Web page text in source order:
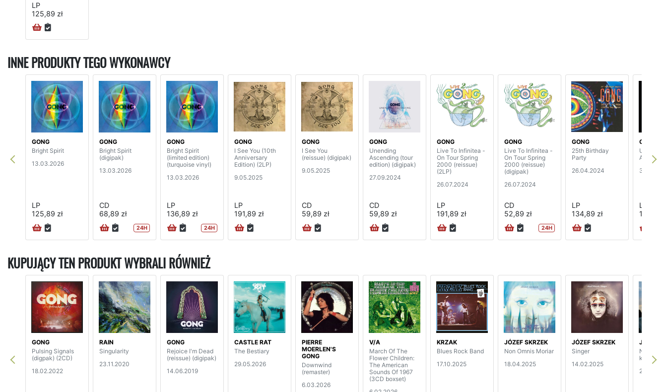
LP
125,89 zł
INNE PRODUKTY TEGO WYKONAWCY
GONG
Bright Spirit
13.03.2026
LP
125,89 zł
GONG
Bright Spirit
(digipak)
13.03.2026
CD
68,89 zł
24H
GONG
Bright Spirit
(limited edition)
(turquoise vinyl)
13.03.2026
LP
136,89 zł
24H
GONG
I See You (10th
Anniversary
Edition) (2LP)
9.05.2025
LP
191,89 zł
GONG
I See You
(reissue) (digipak)
9.05.2025
CD
59,89 zł
GONG
Unending
Ascending (tour
edition) (digipak)
27.09.2024
CD
59,89 zł
GONG
Live To Infinitea -
On Tour Spring
2000 (reissue)
(2LP)
26.07.2024
LP
191,89 zł
GONG
Live To Infinitea -
On Tour Spring
2000 (reissue)
(digipak)
26.07.2024
CD
52,89 zł
24H
GONG
25th Birthday
Party
26.04.2024
LP
134,89 zł
GONG
Unending
3.11.2023
LP
125,89
KUPUJĄCY TEN PRODUKT WYBRALI RÓWNIEŻ
GONG
Pulsing Signals
(digpak) (2CD)
18.02.2022
RAIN
Singularity
23.11.2020
GONG
Rejoice I'm Dead
(reissue) (digipak)
14.06.2019
CASTLE RAT
The Bestiary
29.05.2026
PIERRE
MOERLEN'S
GONG
Downwind
(remaster)
6.03.2026
V/A
March Of The
Flower Children:
The American
Sounds Of 1967
(3CD boxset)
KRZAK
Blues Rock Band
17.10.2025
JÓZEF SKRZEK
Non Omnis Moriar
18.04.2025
JÓZEF SKRZEK
Singer
14.02.2025
JÓZEF
Na 1013